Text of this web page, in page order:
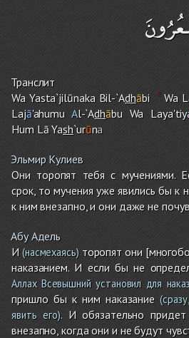
Транслит
Wa Yasta`jilūnaka Bil-`Adhābi Wa
Lajā'ahumu Al-`Adhābu Wa
HumLā Yash`urūna
Эльмир Кулиев
Они торопят тебя с мучениями.
срок, то мучения уже явились бы к
к ним внезапно, и они даже не
Абу Адель
И(насмехаясь)торопят они
наказанием. И если бы не
Аллах Всевышний установил для
пришло бы к ним наказание
явить его). И обязательно
внезапно, когда они и не будут